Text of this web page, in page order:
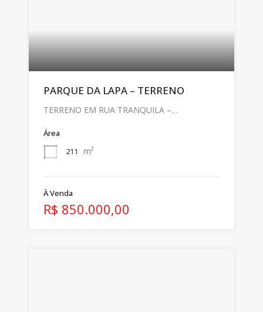
PARQUE DA LAPA – TERRENO
TERRENO EM RUA TRANQUILA –…
Área
211
m²
À Venda
R$ 850.000,00